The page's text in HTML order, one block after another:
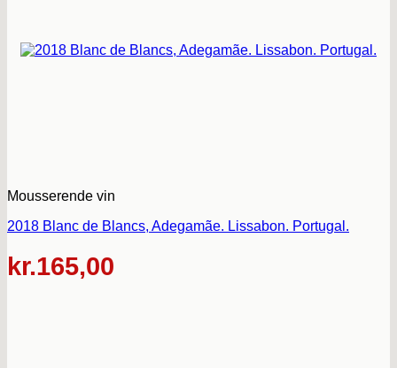
Mousserende vin
2018 Blanc de Blancs, Adegamãe. Lissabon. Portugal.
kr.165,00